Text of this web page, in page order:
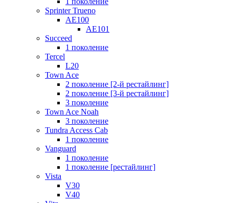
Sprinter Trueno
AE100
AE101
Succeed
1 поколение
Tercel
L20
Town Ace
2 поколение [2-й рестайлинг]
2 поколение [3-й рестайлинг]
3 поколение
Town Ace Noah
3 поколение
Tundra Access Cab
1 поколение
Vanguard
1 поколение
1 поколение [рестайлинг]
Vista
V30
V40